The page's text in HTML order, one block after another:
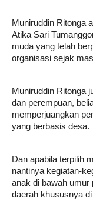
Muniruddin Ritonga
Atika Sari
muda yang telah
organisasi sejak
Muniruddin Ritonga
dan perempuan,
memperjuangkan
yang berbasis desa.
Dan apabila terpilih
nantinya kegiatan-
anak di bawah umur
daerah khususnya di